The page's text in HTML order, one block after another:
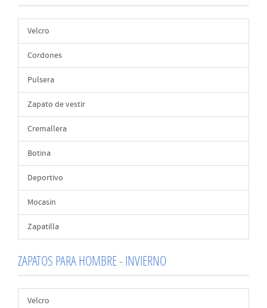
Velcro
Cordones
Pulsera
Zapato de vestir
Cremallera
Botina
Deportivo
Mocasin
Zapatilla
ZAPATOS PARA HOMBRE - INVIERNO
Velcro